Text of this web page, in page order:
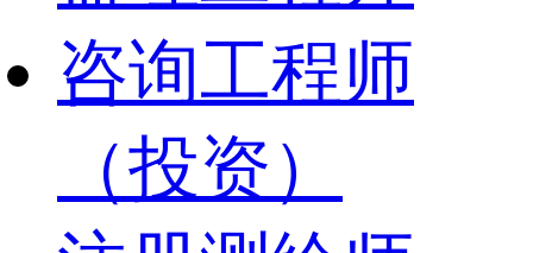
咨询工程师
（投资）